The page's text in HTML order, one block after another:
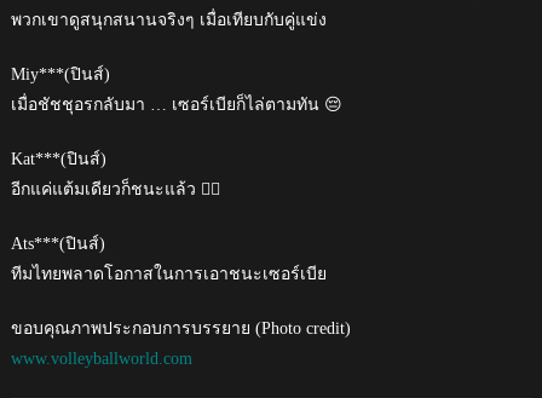
พวกเขาดูสนุกสนานจริงๆ เมื่อเทียบกับคู่แข่ง
Miy***(ปินส์)
เมื่อชัชชุอรกลับมา … เซอร์เบียก็ไล่ตามทัน 😔
Kat***(ปินส์)
อีกแค่แต้มเดียวก็ชนะแล้ว 😮‍💨
Ats***(ปินส์)
ทีมไทยพลาดโอกาสในการเอาชนะเซอร์เบีย
ขอบคุณภาพประกอบการบรรยาย (Photo credit)
www.volleyballworld.com